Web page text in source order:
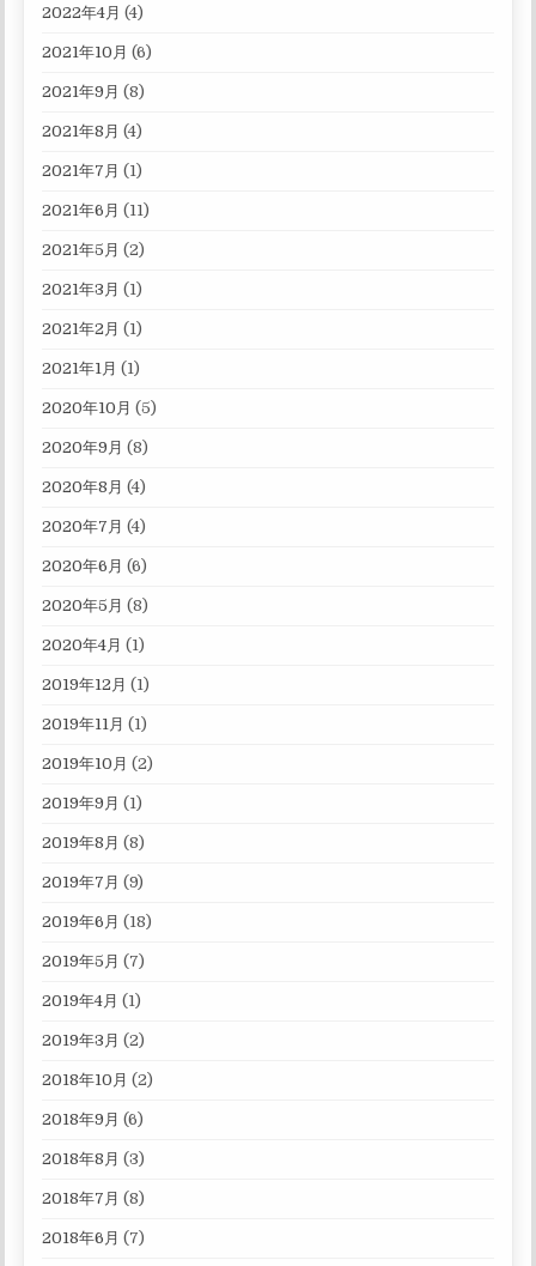
2022年4月 (4)
2021年10月 (6)
2021年9月 (8)
2021年8月 (4)
2021年7月 (1)
2021年6月 (11)
2021年5月 (2)
2021年3月 (1)
2021年2月 (1)
2021年1月 (1)
2020年10月 (5)
2020年9月 (8)
2020年8月 (4)
2020年7月 (4)
2020年6月 (6)
2020年5月 (8)
2020年4月 (1)
2019年12月 (1)
2019年11月 (1)
2019年10月 (2)
2019年9月 (1)
2019年8月 (8)
2019年7月 (9)
2019年6月 (18)
2019年5月 (7)
2019年4月 (1)
2019年3月 (2)
2018年10月 (2)
2018年9月 (6)
2018年8月 (3)
2018年7月 (8)
2018年6月 (7)